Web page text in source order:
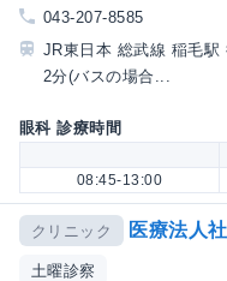
043-207-8585
JR東日本 総武線 稲毛
2分(バスの場合...
眼科 診療時間
08:45-13:00
クリニック 医療法人
土曜診察